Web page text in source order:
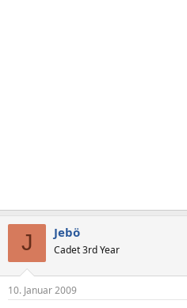
J Jebö
Cadet 3rd Year
10. Januar 2009